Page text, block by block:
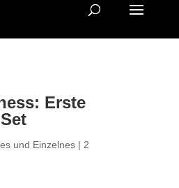
Erste
und Einzelnes| 2